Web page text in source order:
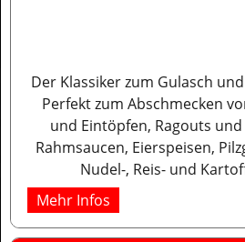
Der Klassiker zum Gulasch
Perfekt zum Abschmecken
und Eintöpfen, Ragouts
Rahmsaucen, Eierspeisen,
Nudel-, Reis- und
Mehr Infos